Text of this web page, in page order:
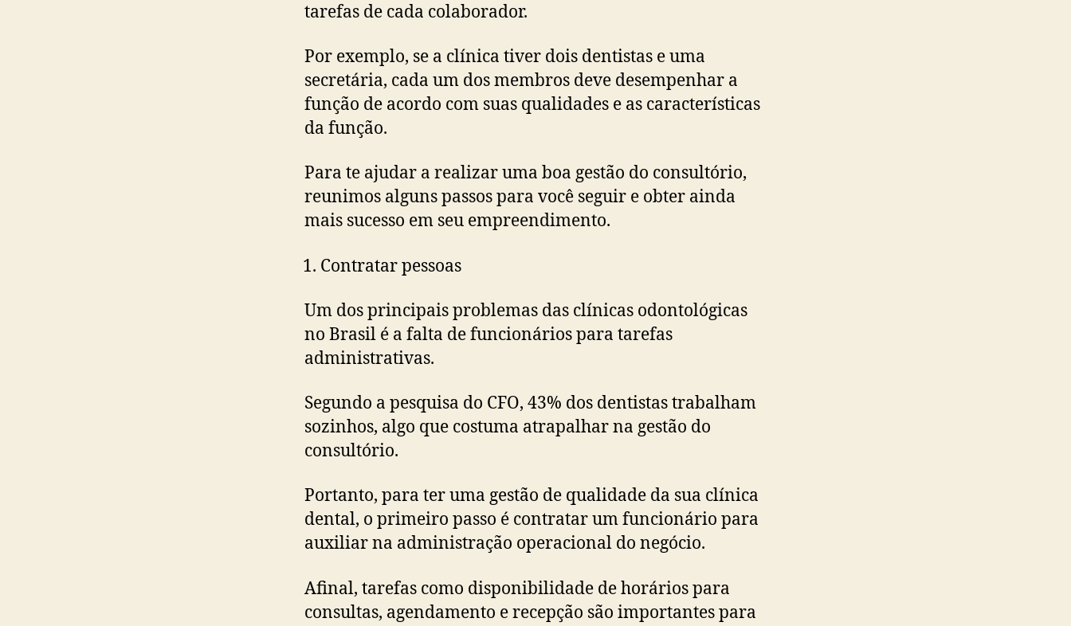
tarefas de cada colaborador.
Por exemplo, se a clínica tiver dois dentistas e uma
secretária, cada um dos membros deve desempenhar a
função de acordo com suas qualidades e as características
da função.
Para te ajudar a realizar uma boa gestão do consultório,
reunimos alguns passos para você seguir e obter ainda
mais sucesso em seu empreendimento.
Contratar pessoas
Um dos principais problemas das clínicas odontológicas
no Brasil é a falta de funcionários para tarefas
administrativas.
Segundo a pesquisa do CFO, 43% dos dentistas trabalham
sozinhos, algo que costuma atrapalhar na gestão do
consultório.
Portanto, para ter uma gestão de qualidade da sua clínica
dental, o primeiro passo é contratar um funcionário para
auxiliar na administração operacional do negócio.
Afinal, tarefas como disponibilidade de horários para
consultas, agendamento e recepção são importantes para